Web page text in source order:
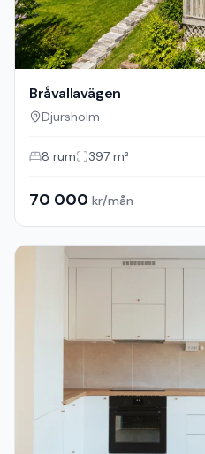
Bråvallavägen
Djursholm
8 rum 397 m²
70 000 kr/mån